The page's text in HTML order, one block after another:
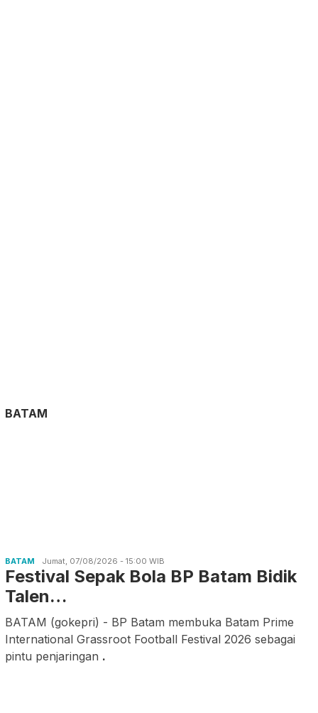
BATAM
BATAM Jumat, 07/08/2026 - 15:00 WIB
Festival Sepak Bola BP Batam Bidik
Talen…
BATAM (gokepri) - BP Batam membuka Batam Prime
International Grassroot Football Festival 2026 sebagai
pintu penjaringan .